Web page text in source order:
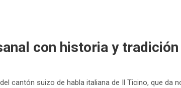
con historia y
cantón suizo de habla italiana de Il Ticino, que